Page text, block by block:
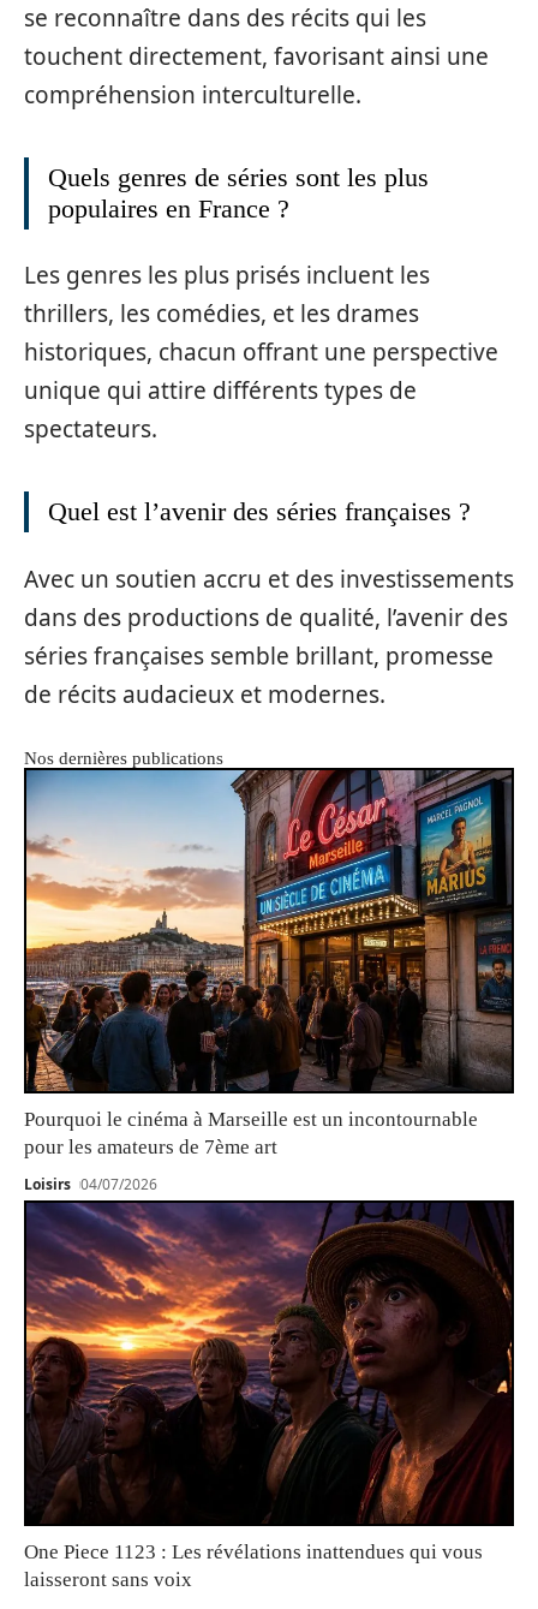
se reconnaître dans des récits qui les
touchent directement, favorisant ainsi une
compréhension interculturelle.
Quels genres de séries sont les plus
populaires en France ?
Les genres les plus prisés incluent les
thrillers, les comédies, et les drames
historiques, chacun offrant une perspective
unique qui attire différents types de
spectateurs.
Quel est l’avenir des séries françaises ?
Avec un soutien accru et des investissements
dans des productions de qualité, l’avenir des
séries françaises semble brillant, promesse
de récits audacieux et modernes.
Nos dernières publications
Pourquoi le cinéma à Marseille est un incontournable
pour les amateurs de 7ème art
Loisirs 04/07/2026
One Piece 1123 : Les révélations inattendues qui vous
laisseront sans voix